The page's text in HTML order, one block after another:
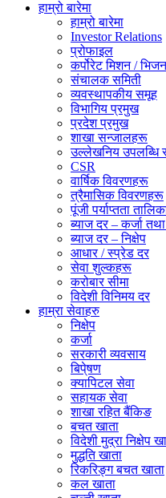
हाम्रो बारेमा
हाम्रो बारेमा
Investor Relations
प्रोफाइल
कर्पोरेट मिशन / भिजन
संचालक समिती
व्यवस्थापकीय समूह
विभागिय प्रमुख
प्रदेश प्रमुख
शाखा सन्जालहरू
उल्लेखनिय उपलब्धि
CSR
वार्षिक विवरणहरू
त्रैमासिक विवरणहरू
पूंजी पर्याप्तता
ब्याज दर – कर्जा
ब्याज दर – निक्षेप
आधार / स्प्रेड दर
सेवा शुल्कहरू
करोबार सीमा
विदेशी विनिमय दर
हाम्रा सेवाहरु
निक्षेप
कर्जा
सरकारी व्यवसाय
बिपे्षण
क्यापिटल सेवा
सहायक सेवा
शाखा रहित बैंकिङ
बचत खाता
विदेशी मुद्रा निक्षेप
मुद्धति खाता
रिकरिङ्ग बचत खाता
कल खाता